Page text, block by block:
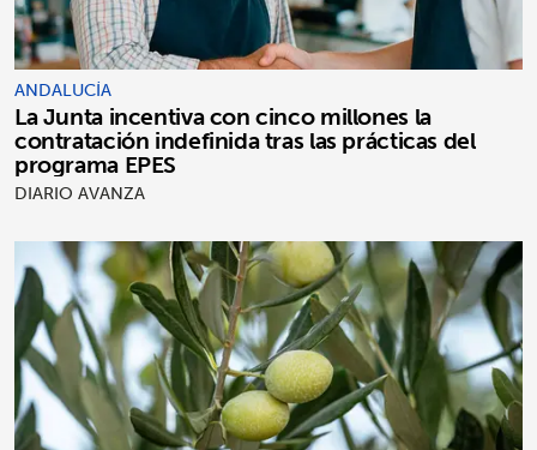
ANDALUCÍA
La Junta incentiva con cinco millones la
contratación indefinida tras las prácticas del
programa EPES
DIARIO AVANZA